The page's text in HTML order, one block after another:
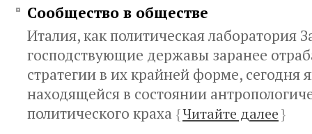
Сообщество в обществе
Италия, как политическая лаборатория
господствующие державы заранее
стратегии в их крайней форме, сегодня
находящейся в состоянии
политического краха {Читайте далее}